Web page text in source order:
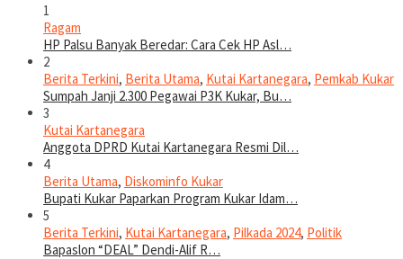
1
Ragam
HP Palsu Banyak Beredar: Cara Cek HP Asl…
2
Berita Terkini, Berita Utama, Kutai Kartanegara, Pemkab Kukar
Sumpah Janji 2.300 Pegawai P3K Kukar, Bu…
3
Kutai Kartanegara
Anggota DPRD Kutai Kartanegara Resmi Dil…
4
Berita Utama, Diskominfo Kukar
Bupati Kukar Paparkan Program Kukar Idam…
5
Berita Terkini, Kutai Kartanegara, Pilkada 2024, Politik
Bapaslon “DEAL” Dendi-Alif R…